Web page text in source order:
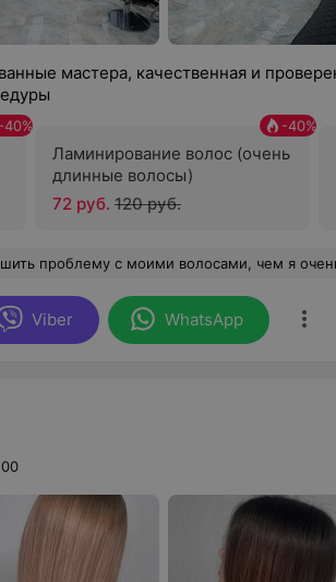
мастера, качественная и
-40%
Ламинирование волос (очень
длинные волосы)
-40%
72 руб. 120 руб.
выполнена качественно,мои волосы как шелк прямые , блестящие и ухоженные! Очень хороший специалист своего дела. Рада,что выбрала именно этого специалиста! Теперь я ваш постоянный
Viber WhatsApp